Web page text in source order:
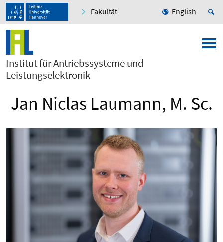
Fakultät English
Institut für Antriebssysteme und
Leistungselektronik
Jan Niclas Laumann, M. Sc.